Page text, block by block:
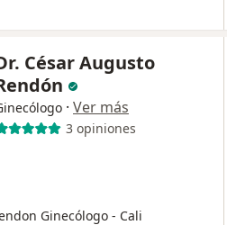
César Augusto
· Ver más
3 opiniones
Ginecólogo - Cali